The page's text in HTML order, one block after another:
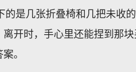
的是几张折叠椅和几把未收的
开时，手心里还能捏到那块
。